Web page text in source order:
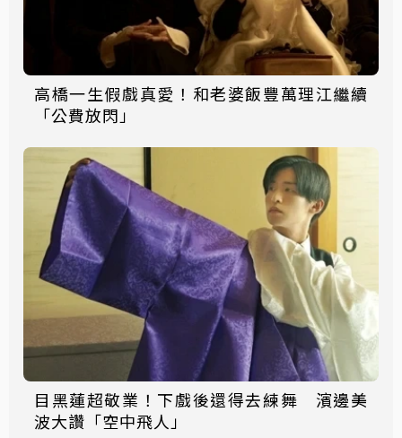
高橋一生假戲真愛！和老婆飯豐萬理江繼續
「公費放閃」
目黑蓮超敬業！下戲後還得去練舞 濱邊美
波大讚「空中飛人」